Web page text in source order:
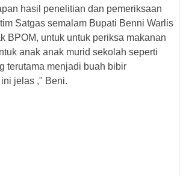
hasil penelitian dan pemeriksaan
Satgas semalam Bupati Benni Warlis
BPOM, untuk untuk periksa makanan
anak anak murid sekolah seperti
terutama menjadi buah bibir
jelas ," Beni.